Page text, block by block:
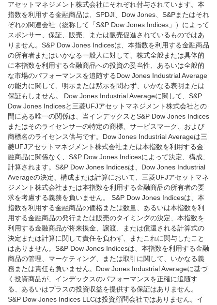
アセットマネジメント株式会社にそれぞれ付与されています。本
指数を利用する金融商品は、SPDJI、Dow Jones、S&Pまたはそれ
ぞれの関連会社（総称して「S&P Dow Jones Indices」）によって
スポンサー、保証、販売、または販売促進されているものではあ
りません。S&P Dow Jones Indicesは、本指数を利用する金融商品
の所有者またはいかなる一般人に対して、株式全般または具体的
に本指数を利用する金融商品への投資の妥当性、あるいは全般的
な市場のパフォーマンスを追随するDow Jones Industrial Average
の能力に関して、明示または黙示を問わず、いかなる表明または
保証もしません。 Dow Jones Industrial Averageに関して、S&P
Dow Jones Indicesと三菱UFJアセットマネジメント株式会社との
間にある唯一の関係は、当インデックスとS&P Dow Jones Indices
またはそのライセンサーの特定の商標、サービスマーク、および
商標名のライセンス供与です。Dow Jones Industrial Averageは三
菱UFJアセットマネジメント株式会社または本指数を利用する金
融商品に関係なく、S&P Dow Jones Indicesによって決定、構成、
計算されます。S&P Dow Jones Indicesは、Dow Jones Industrial
Averageの決定、構成または計算において、三菱UFJアセットマネ
ジメント株式会社または本指数を利用する金融商品の所有者の要
求を考慮する義務を負いません。 S&P Dow Jones Indicesは、本
指数を利用する金融商品の価格または数量、あるいは本指数を利
用する金融商品の発行または販売のタイミングの決定、本指数を
利用する金融商品が将来換金、譲渡、または償還される計算式の
決定または計算に関して責任を負わず、またこれに関与したこと
はありません。S&P Dow Jones Indicesは、本指数を利用する金融
商品の管理、マーケティング、または取引に関して、いかなる義
務または責任も負いません。Dow Jones Industrial Averageに基づ
く投資商品が、インデックスのパフォーマンスを正確に追随す
る、あるいはプラスの投資収益を提供する保証はありません。
S&P Dow Jones Indices LLCは投資顧問会社ではありません。イ